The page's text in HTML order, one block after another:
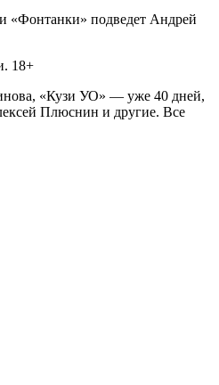
«Фонтанки» подведет Андрей
18+
«Кузи УО» — уже 40 дней,
Плюснин и другие. Все